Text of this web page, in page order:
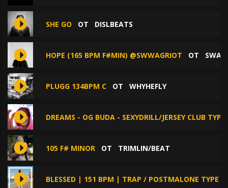
SHE GO ОТ DISLBEATS
HOPE (165 BPM F#MIN) @SWWAGRIOT ОТ
PLUGG 134BPM C ОТ WHYHEFLY
DREAMS - OG BUDA - SEXYDRILL/JERSEY CLUB
105 F# MINOR ОТ TRIMLIN/BEAT
BLESSED | 151 BPM | TRAP / POSTMALONE TYPE